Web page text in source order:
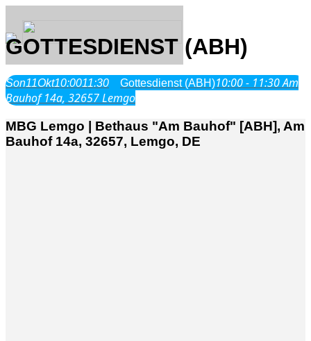
Über Uns
Was wir glauben
Jesus Christus
GOTTESDIENST (ABH)
Son11Okt10:0011:30 Gottesdienst (ABH)10:00 - 11:30Am
Bauhof 14a, 32657 Lemgo
MBG Lemgo | Bethaus "Am Bauhof" [ABH], Am
Bauhof 14a, 32657, Lemgo, DE